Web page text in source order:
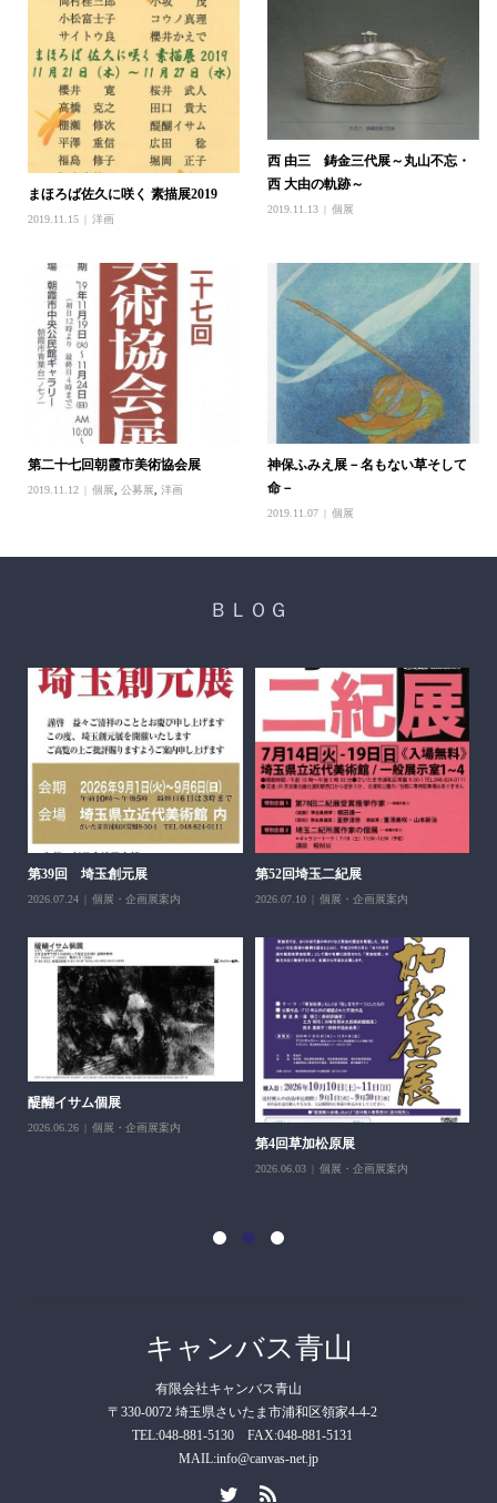
まほろば佐久に咲く 素描展2019
2019.11.15 洋画
西 由三 鋳金三代展～丸山不忘・
西 大由の軌跡～
2019.11.13 個展
第二十七回朝霞市美術協会展
2019.11.12 個展 公募展 洋画
神保ふみえ展－名もない草そして
命－
2019.11.07 個展
ＢＬＯＧ
第39回 埼玉創元展
2026.07.24 個展・企画展案内
第52回埼玉二紀展
2026.07.10 個展・企画展案内
醍醐イサム個展
2026.06.26 個展・企画展案内
第4回草加松原展
2026.06.03 個展・企画展案内
キャンバス青山
有限会社キャンバス青山
〒330-0072 埼玉県さいたま市浦和区領家4-4-2
TEL:048-881-5130 FAX:048-881-5131
MAIL:info@canvas-net.jp